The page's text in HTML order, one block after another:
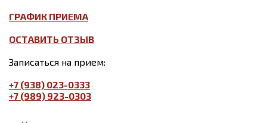
ГРАФИК ПРИЕМА
ОСТАВИТЬ ОТЗЫВ
Записаться на прием:
+7 (938) 023-0333
+7 (989) 923-0303